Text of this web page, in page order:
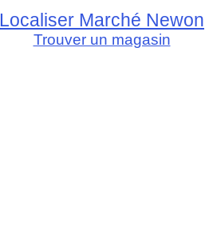
Localiser Marché Newon
Trouver un magasin